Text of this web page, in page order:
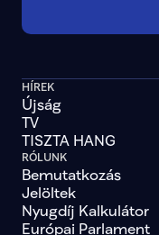
HÍREK
Újság
TV
TISZTA HANG
RÓLUNK
Bemutatkozás
Jelöltek
Nyugdíj Kalkulátor
Európai Parlament